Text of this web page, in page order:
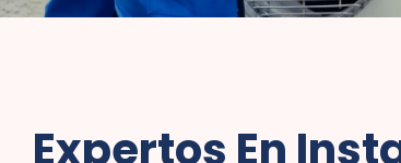
Expertos En